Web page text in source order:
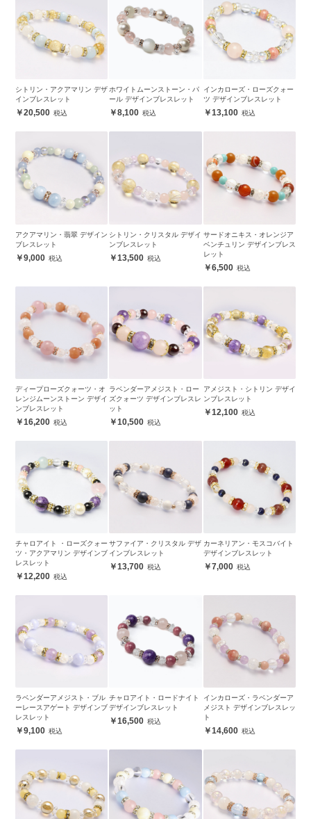
シトリン・アクアマリン デザ
インブレスレット
20,500
ホワイトムーンストーン・パ
ール デザインブレスレット
8,100
インカローズ・ローズクォー
ツ デザインブレスレット
13,100
アクアマリン・翡翠 デザイン
ブレスレット
9,000
シトリン・クリスタル デザイ
ンブレスレット
13,500
サードオニキス・オレンジア
ベンチュリン デザインブレス
レット
6,500
ディープローズクォーツ・オ
レンジムーンストーン デザイ
ンブレスレット
16,200
ラベンダーアメジスト・ロー
ズクォーツ デザインブレスレ
ット
10,500
アメジスト・シトリン デザイ
ンブレスレット
12,100
チャロアイト ・ローズクォー
ツ・アクアマリン デザインブ
レスレット
12,200
サファイア・クリスタル デザ
インブレスレット
13,700
カーネリアン・モスコバイト
デザインブレスレット
7,000
ラベンダーアメジスト・ブル
ーレースアゲート デザインブ
レスレット
9,100
チャロアイト・ロードナイト
デザインブレスレット
16,500
インカローズ・ラベンダーア
メジスト デザインブレスレッ
ト
14,600